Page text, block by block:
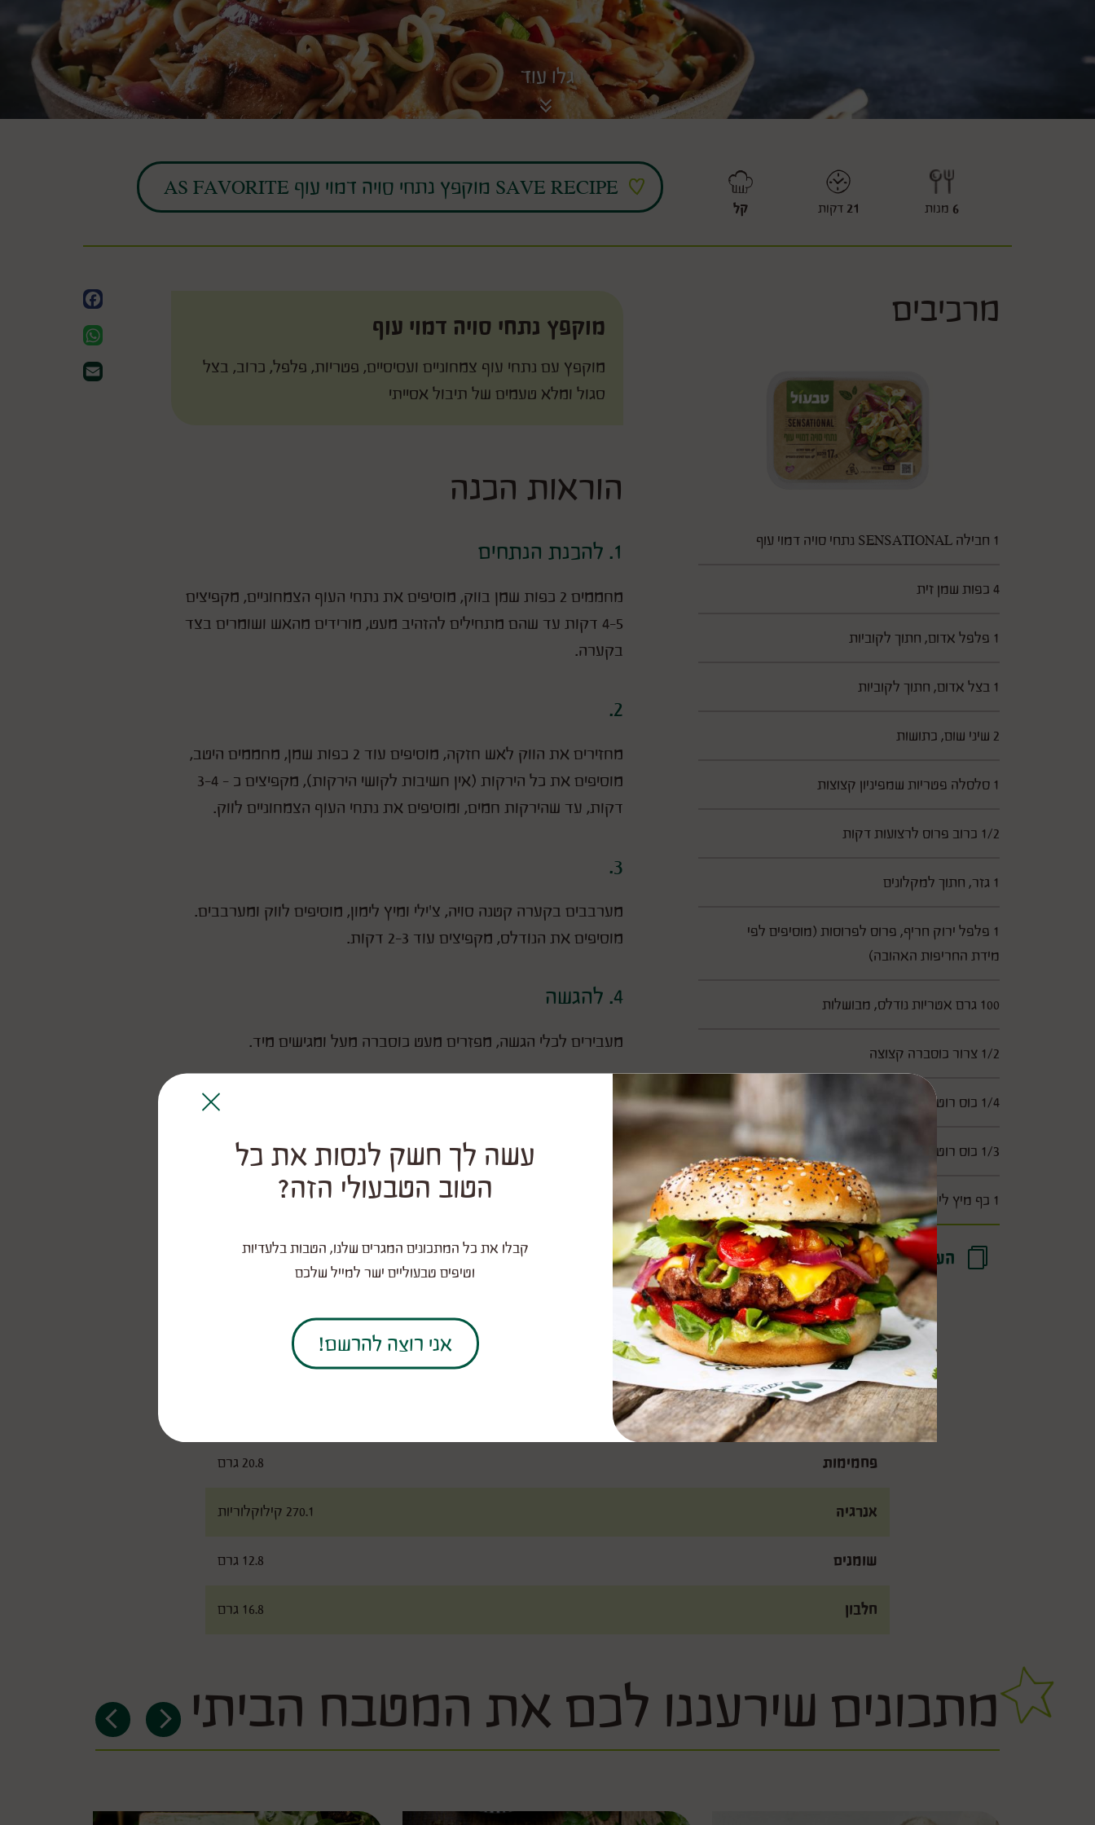
גלו עוד
מָנָה
6 מנות
משך
21 דקות
דרגת קושי
קל
SAVE RECIPE מוקפץ נתחי סויה דמוי עוף AS FAVORITE
מרכיבים
1 חבילה SENSATIONAL נתחי סויה דמוי עוף
4 כפות שמן זית
1 פלפל אדום, חתוך לקוביות
1 בצל אדום, חתוך לקוביות
2 שיני שום, כתושות
1 סלסלה פטריות שמפיניון קצוצות
1/2 כרוב פרוס לרצועות דקות
1 גזר, חתוך למקלונים
1 פלפל ירוק חריף, פרוס לפרוסות (מוסיפים לפי
מידת החריפות האהובה)
100 גרם אטריות נודלס, מבושלות
1/2 צרור כוסברה קצוצה
1/4 כוס רוטב סויה
1/3 כוס רוטב צ'ילי מתוק
1 כף מיץ לימון
העתקת רשימת רכיבים
מוקפץ נתחי סויה דמוי עוף
מוקפץ עם נתחי עוף צמחוניים ועסיסיים, פטריות, פלפל, כרוב, בצל
סגול ומלא טעמים של תיבול אסייתי
הוראות הכנה
1. להכנת הנתחים
מחממים 2 כפות שמן בווק, מוסיפים את נתחי העוף הצמחוניים, מקפיצים
4-5 דקות עד שהם מתחילים להזהיב מעט, מורידים מהאש ושומרים בצד
בקערה.
2.
מחזירים את הווק לאש חזקה, מוסיפים עוד 2 כפות שמן, מחממים היטב,
מוסיפים את כל הירקות (אין חשיבות לקושי הירקות), מקפיצים כ - 3-4
דקות, עד שהירקות חמים, ומוסיפים את נתחי העוף הצמחוניים לווק.
3.
מערבבים בקערה קטנה סויה, צ'ילי ומיץ לימון, מוסיפים לווק ומערבבים.
מוסיפים את הנודלס, מקפיצים עוד 2-3 דקות.
4. להגשה
מעבירים לכלי הגשה, מפזרים מעט כוסברה מעל ומגישים מיד.
מידע תזונתי
סימון תזונתי
פחמימות 20.8 גרם
אנרגיה 270.1 קילוקלוריות
שומנים 12.8 גרם
חלבון 16.8 גרם
מתכונים שירעננו לכם את המטבח הביתי
Close
עשה לך חשק לנסות את כל
הטוב הטבעולי הזה?
קבלו את כל המתכונים המגרים שלנו, הטבות בלעדיות
וטיפים טבעוליים ישר למייל שלכם
אני רוצה להרשם!